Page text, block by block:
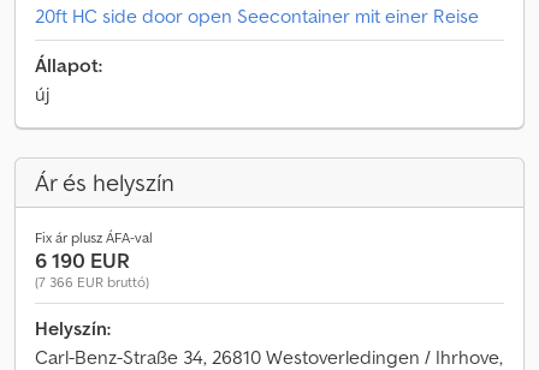
20ft HC side door open Seecontainer mit einer Reise
Állapot:
új
Ár és helyszín
Fix ár plusz ÁFA-val
6 190 EUR
(7 366 EUR bruttó)
Helyszín:
Carl-Benz-Straße 34, 26810 Westoverledingen / Ihrhove,